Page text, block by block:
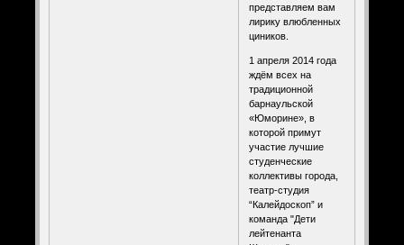
представляем вам
лирику влюбленных
циников.
1 апреля 2014 года
ждём всех на
традиционной
барнаульской
«Юморине», в
которой примут
участие лучшие
студенческие
коллективы города,
театр-студия
“Калейдоскоп” и
команда "Дети
лейтенанта